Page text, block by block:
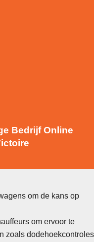
Bedrijf Online
om de kans op
om ervoor te
zoals dodehoekcontroles